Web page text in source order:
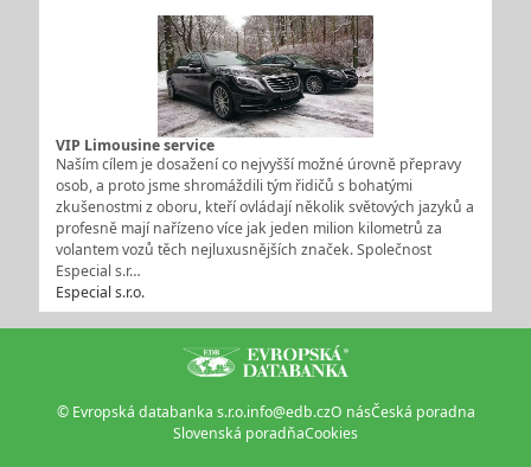
VIP Limousine service
Naším cílem je dosažení co nejvyšší možné úrovně přepravy
osob, a proto jsme shromáždili tým řidičů s bohatými
zkušenostmi z oboru, kteří ovládají několik světových jazyků a
profesně mají nařízeno více jak jeden milion kilometrů za
volantem vozů těch nejluxusnějších značek. Společnost
Especial s.r…
Especial s.r.o.
© Evropská databanka s.r.o.info@edb.czO násČeská poradna
Slovenská poradňaCookies